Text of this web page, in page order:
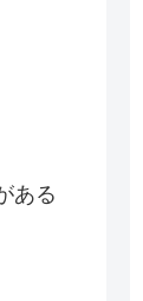
ある